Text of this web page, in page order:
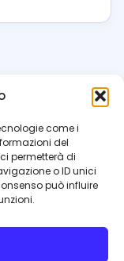
come i
del
permetterà di
o ID unici
può influire
interviste,
registrata
Luca